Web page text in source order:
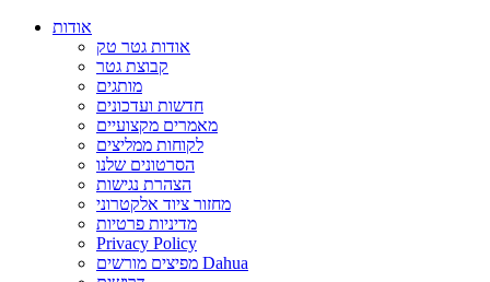
אודות
אודות גטר טק
קבוצת גטר
מותגים
חדשות ועדכונים
מאמרים מקצועיים
לקוחות ממליצים
הסרטונים שלנו
הצהרת נגישות
מחזור ציוד אלקטרוני
מדיניות פרטיות
Privacy Policy
מפיצים מורשים Dahua